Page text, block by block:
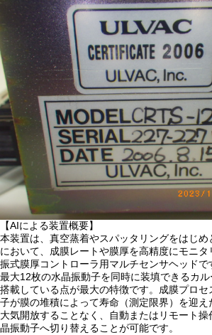
【AIによる装置概要】
本装置は、真空蒸着やスパッタリングをはじめ
において、成膜レートや膜厚を高精度にモニ
振式膜厚コントローラ用マルチセンサヘッド
最大12枚の水晶振動子を同時に装填できるカ
搭載している点が最大の特徴です。成膜プロ
子が膜の堆積によって寿命（測定限界）を迎
大気開放することなく、自動またはリモート
晶振動子へ切り替えることが可能です。